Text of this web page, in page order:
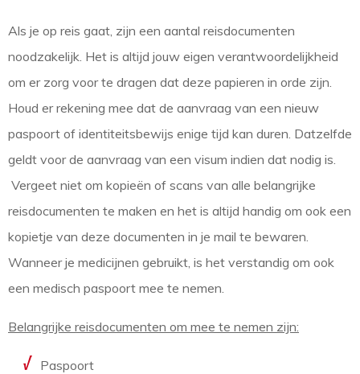
Als je op reis gaat, zijn een aantal reisdocumenten
noodzakelijk. Het is altijd jouw eigen verantwoordelijkheid
om er zorg voor te dragen dat deze papieren in orde zijn.
Houd er rekening mee dat de aanvraag van een nieuw
paspoort of identiteitsbewijs enige tijd kan duren. Datzelfde
geldt voor de aanvraag van een visum indien dat nodig is.
Vergeet niet om kopieën of scans van alle belangrijke
reisdocumenten te maken en het is altijd handig om ook een
kopietje van deze documenten in je mail te bewaren.
Wanneer je medicijnen gebruikt, is het verstandig om ook
een medisch paspoort mee te nemen.
Belangrijke reisdocumenten om mee te nemen zijn:
Paspoort